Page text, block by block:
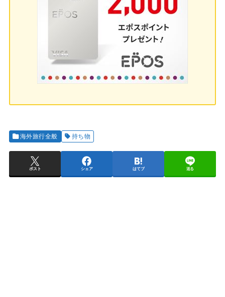
海外旅行全般 持ち物
ポスト シェア はてブ 送る